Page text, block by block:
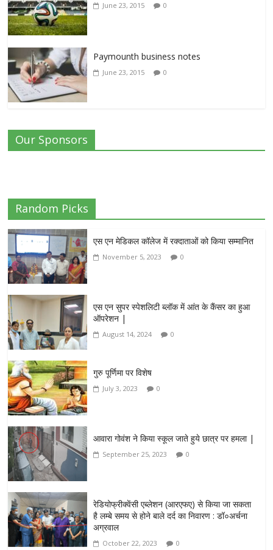
June 23, 2015 0
Paymounth business notes
June 23, 2015 0
Our Sponsors
Random Picks
एस एन मेडिकल कॉलेज में रक्दाताओं को किया सम्मानित
November 5, 2023 0
एस एन सुपर स्पेशलिटी ब्लॉक में आंत के कैंसर का हुआ
ऑपरेशन |
August 14, 2024 0
गुरु पूर्णिमा पर विशेष
July 3, 2023 0
आवारा गोवंश ने किया स्कूल जाते हुये छात्र पर हमला |
September 25, 2023 0
रेडियोफ्रीक्वेंसी एब्लेशन (आरएफए) से किया जा सकता
है लम्बे समय से होने बाले दर्द का निवारण : डॉ०अर्चना
अग्रवाल
October 22, 2023 0